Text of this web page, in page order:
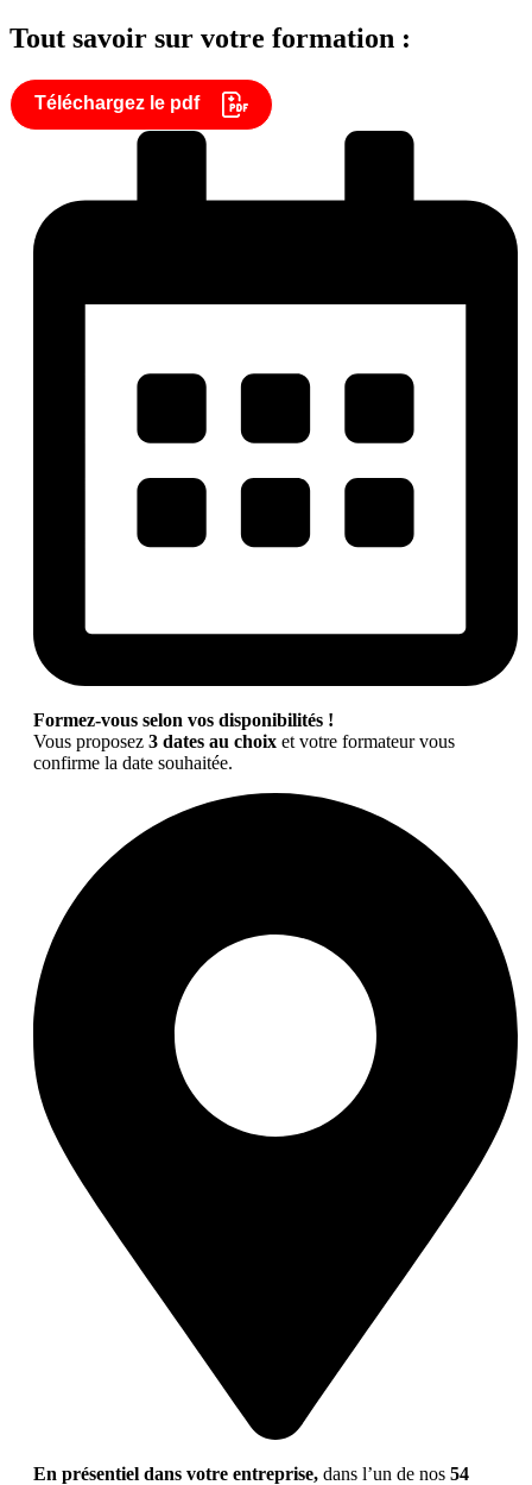
Tout savoir sur votre formation :
Téléchargez le pdf
Formez-vous selon vos disponibilités !
Vous proposez 3 dates au choix et votre formateur vous
confirme la date souhaitée.
En présentiel dans votre entreprise, dans l’un de nos 54